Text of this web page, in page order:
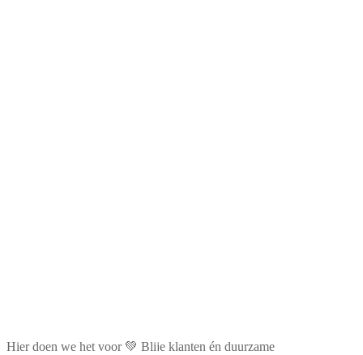
Hier doen we het voor 💚 Blije klanten én duurzame